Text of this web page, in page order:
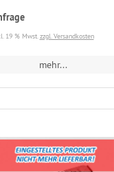
19 % Mwst. zzgl. Versandkosten
mehr...